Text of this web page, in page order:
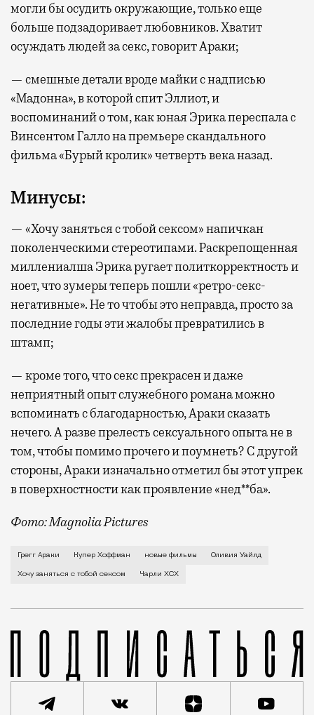
могли бы осудить окружающие, только еще
больше подзадоривает любовников. Хватит
осуждать людей за секс, говорит Араки;
— смешные детали вроде майки с надписью
«Мадонна», в которой спит Эллиот, и
воспоминаний о том, как юная Эрика переспала с
Винсентом Галло на премьере скандального
фильма «Бурый кролик» четверть века назад.
Минусы:
— «Хочу заняться с тобой сексом» напичкан
поколенческими стереотипами. Раскрепощенная
миллениалша Эрика ругает политкорректность и
ноет, что зумеры теперь пошли «ретро-секс-
негативные». Не то чтобы это неправда, просто за
последние годы эти жалобы превратились в
штамп;
— кроме того, что секс прекрасен и даже
неприятный опыт служебного романа можно
вспоминать с благодарностью, Араки сказать
нечего. А разве прелесть сексуального опыта не в
том, чтобы помимо прочего и поумнеть? С другой
стороны, Араки изначально отметил бы этот упрек
в поверхностности как проявление «нед**ба».
Фото: Magnolia Pictures
В первой же сцене своего нового фильма Грегг
Грегг Араки Купер Хоффман новые фильмы Оливия Уайлд
Хочу заняться с тобой сексом Чарли XCX